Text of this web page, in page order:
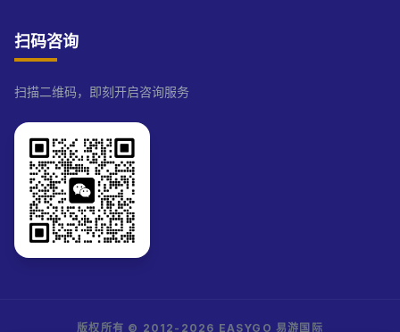
扫码咨询
扫描二维码，即刻开启咨询服务
版权所有 © 2012-2026 EASYGO 易游国际